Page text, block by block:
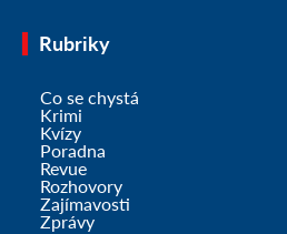
Rubriky
Co se chystá
Krimi
Kvízy
Poradna
Revue
Rozhovory
Zajímavosti
Zprávy